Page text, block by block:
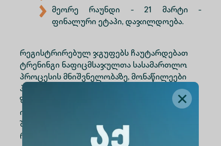
მეორე რაუნდი - 21 მარტი -
ფინალური ეტაპი, დაჯილდოება.
რეგისტრირებულ ჯგუფებს ჩაუტარდებათ
ტრენინგი ნაფიცმსაჯულთა სასამართლო
პროცესის მნიშვნელობაზე, მონაწილეები
პრაქტიკოსი იურისტებისაგან მიიღებენ
ზოგად ცოდნას, რეკომენდაციებს, დადგამენ
იმიტირებულ სასამართლო პროცესებს და
შეითავსებენ პროცესის მონაწილეთა
როლებს.